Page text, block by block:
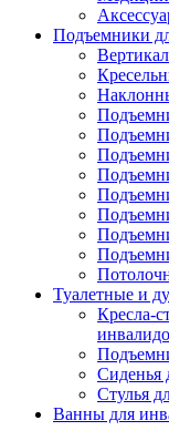
Подъемники
Туалетные и
Кресла-
Сиденья
Стулья
Ванны для